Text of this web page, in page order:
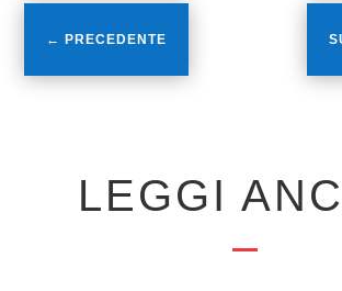
←PRECEDENTE
LEGGI